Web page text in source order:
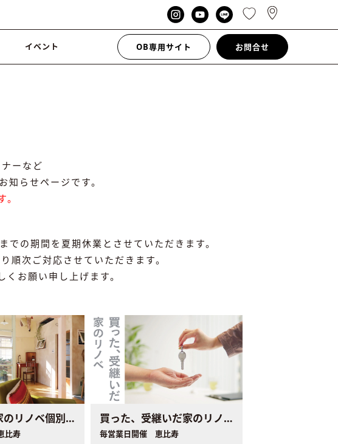
イベント OB専用サイト お問合せ
ーなど
らせページです。
の期間を夏期休業とさせていただきます。
次ご対応させていただきます。
お願い申し上げます。
住み慣れた家のリノベ個別セミナー
比寿
買った、受継いだ家のリノベ個別セミナー
毎営業日開催 恵比寿